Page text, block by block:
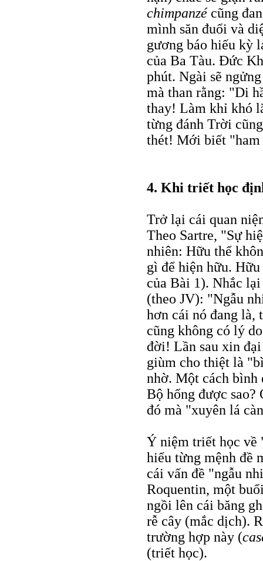
chimpanzécũng
mình săn đuổi và
gương báo hiếu kỳ
của Ba Tàu. Đức
phút. Ngài sẽ
mà than rằng: "Di
thay! Làm khỉ khó
từng đánh Trời
thét! Mới biết "ham
4. Khi triết học
Trở lại cái quan
Theo Sartre, "Sự
nhiên: Hữu thể
gì để hiện hữu.
của Bài 1). Nhắc
(theo JV): "Ngẫu
hơn cái nó đang là,
cũng không có lý
đời! Lần sau xin
giùm cho thiệt là
nhờ. Một cách
Bộ hổng được sao?
đó mà "xuyên lá
Ý niệm triết học về
hiểu từng mệnh đề
cái vấn đề "ngẫu
Roquentin, một
ngồi lên cái băng
rễ cây (mắc dịch).
trường hợp này (
(triết học).